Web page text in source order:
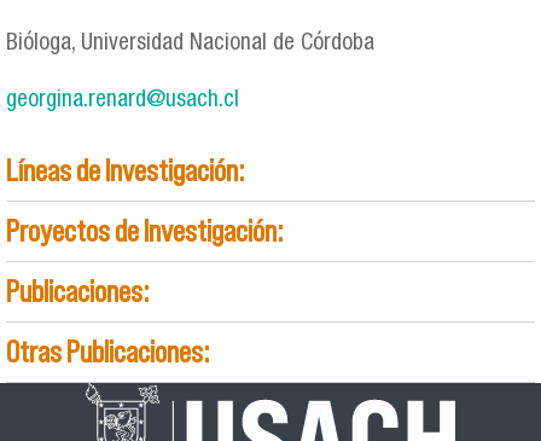
Bióloga, Universidad Nacional de Córdoba
georgina.renard@usach.cl
Líneas de Investigación:
Proyectos de Investigación:
Publicaciones:
Otras Publicaciones: